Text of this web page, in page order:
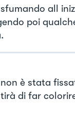
all
poi
è stata
di far